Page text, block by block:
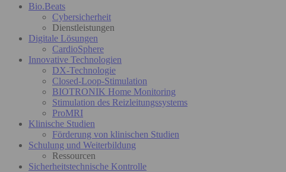
Bio.Beats
Cybersicherheit
Dienstleistungen
Digitale Lösungen
CardioSphere
Innovative Technologien
DX-Technologie
Closed-Loop-Stimulation
BIOTRONIK Home Monitoring
Stimulation des Reizleitungssystems
ProMRI
Klinische Studien
Förderung von klinischen Studien
Schulung und Weiterbildung
Ressourcen
Sicherheitstechnische Kontrolle